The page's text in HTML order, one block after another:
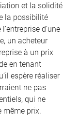
et la solidité
la possibilité
d’une
un acheteur
à un prix
en tenant
espère réaliser
ne pas
qui ne
même prix.